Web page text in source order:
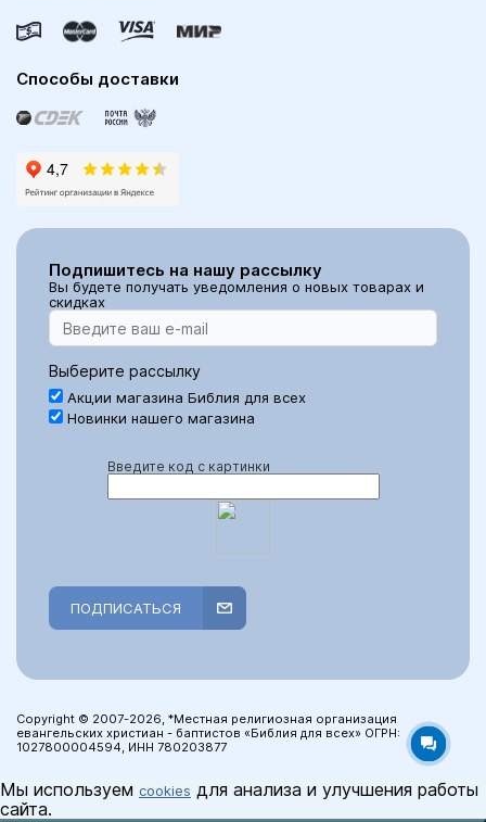
Способы доставки
Подпишитесь на нашу рассылку
Вы будете получать уведомления о новых товарах и
скидках
Выберите рассылку
Акции магазина Библия для всех
Новинки нашего магазина
Введите код с картинки
ПОДПИСАТЬСЯ
Copyright © 2007-2026, *Местная религиозная организация
евангельских христиан - баптистов «Библия для всех» ОГРН:
1027800004594, ИНН 780203877
Мы используем cookies для анализа и улучшения работы
сайта.